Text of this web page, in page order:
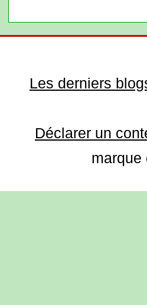
Les derniers
Déclarer un